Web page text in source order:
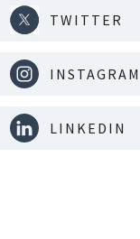
TWITTER
INSTAGRAM
LINKEDIN